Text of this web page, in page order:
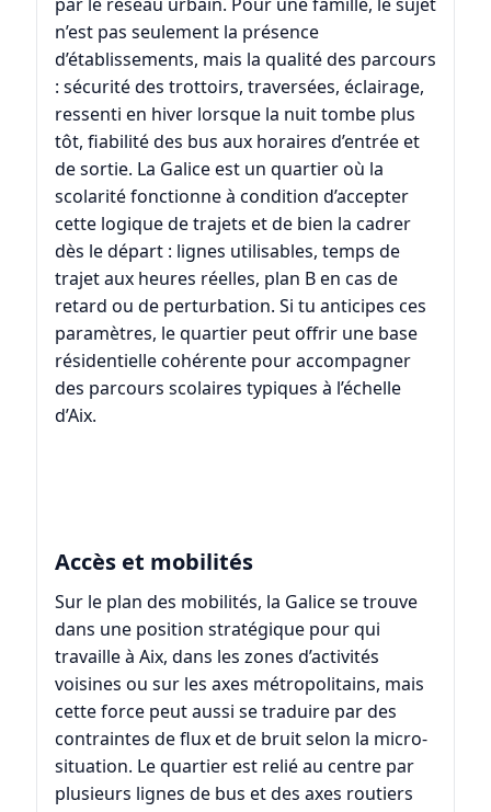
n’est pas seulement la présence
d’établissements, mais la qualité des parcours
: sécurité des trottoirs, traversées, éclairage,
ressenti en hiver lorsque la nuit tombe plus
tôt, fiabilité des bus aux horaires d’entrée et
de sortie. La Galice est un quartier où la
scolarité fonctionne à condition d’accepter
cette logique de trajets et de bien la cadrer
dès le départ : lignes utilisables, temps de
trajet aux heures réelles, plan B en cas de
retard ou de perturbation. Si tu anticipes ces
paramètres, le quartier peut offrir une base
résidentielle cohérente pour accompagner
des parcours scolaires typiques à l’échelle
d’Aix.
Accès et mobilités
Sur le plan des mobilités, la Galice se trouve
dans une position stratégique pour qui
travaille à Aix, dans les zones d’activités
voisines ou sur les axes métropolitains, mais
cette force peut aussi se traduire par des
contraintes de flux et de bruit selon la micro-
situation. Le quartier est relié au centre par
plusieurs lignes de bus et des axes routiers